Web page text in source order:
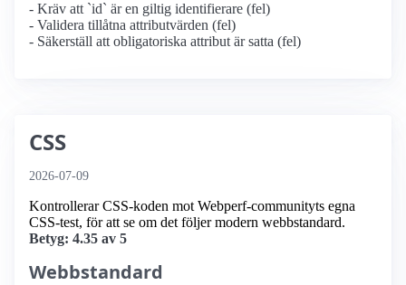
- Kräv att `id` är en giltig identifierare (fel)
- Validera tillåtna attributvärden (fel)
- Säkerställ att obligatoriska attribut är satta (fel)
CSS
2026-07-09
Kontrollerar CSS-koden mot Webperf-communityts egna
CSS-test, för att se om det följer modern webbstandard.
Betyg: 4.35 av 5
Webbstandard